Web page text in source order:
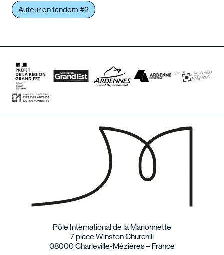
Auteur en tandem #2
Pôle International de la Marionnette
7 place Winston Churchill
08000 Charleville-Mézières – France